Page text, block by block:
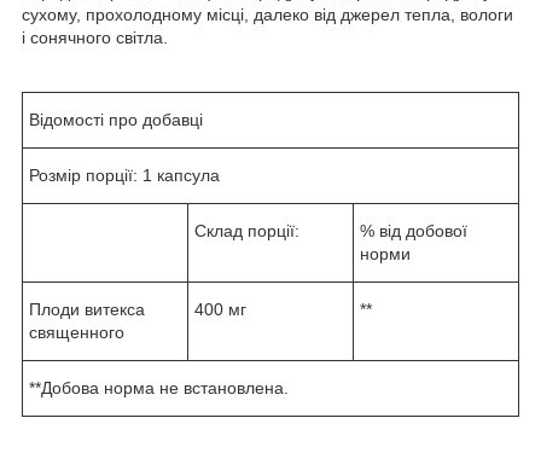
сухому, прохолодному місці, далеко від джерел тепла, вологи
і сонячного світла.
Відомості про добавці
Розмір порції: 1 капсула
Склад порції:
% від добової
норми
Плоди витекса
священного
400 мг **
**Добова норма не встановлена.